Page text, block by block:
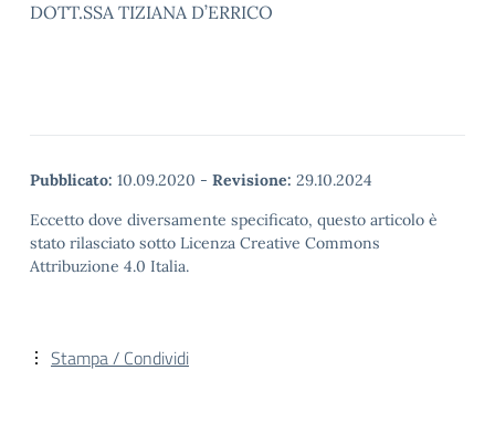
DOTT.SSA TIZIANA D’ERRICO
Pubblicato: 10.09.2020 - Revisione: 29.10.2024
Eccetto dove diversamente specificato, questo articolo è
stato rilasciato sotto Licenza Creative Commons
Attribuzione 4.0 Italia.
Stampa / Condividi